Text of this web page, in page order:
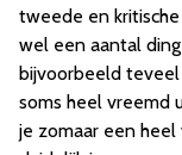
tweede en
wel een aantal
bijvoorbeeld
soms heel vreemd
je zomaar een